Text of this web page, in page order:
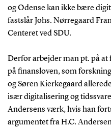
og Odense kan ikke bære
fastslår Johs. Nørregaard
Centeret ved SDU.
Derfor arbejder man pt. på
på finansloven, som
og Søren Kierkegaard
især digitalisering og
Andersens værk, hvis han
argumentet fra H.C.